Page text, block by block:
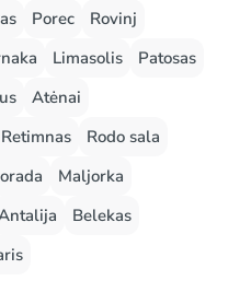
Porec
Rovinj
Limasolis
Patosas
Atėnai
Rodo sala
Maljorka
Belekas